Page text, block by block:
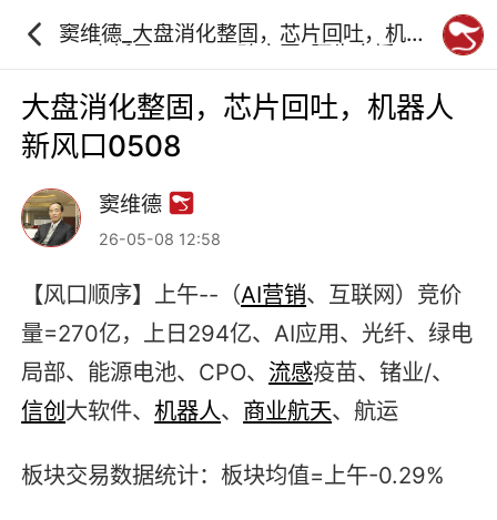
窦维德_大盘消化整固，芯片回吐，机器
大盘消化整固，芯片回吐，机器人
新风口0508
窦维德
26-05-08 12:58
【风口顺序】上午--（AI营销、互联网）竞价
量=270亿，上日294亿、AI应用、光纤、绿电
局部、能源电池、CPO、 流感疫苗、锗业/、
信创 大软件、机器人、 商业航天、航运
板块交易数据统计：板块均值=上午-0.29%